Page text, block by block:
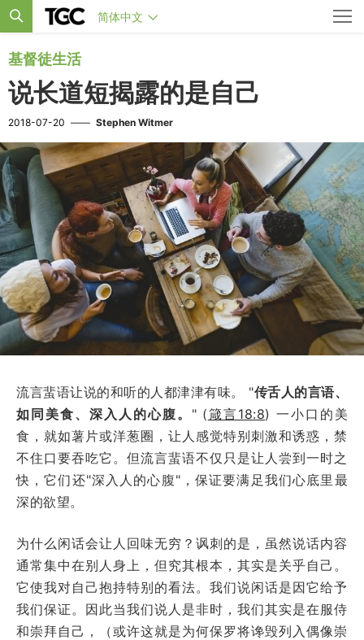
简体中文
基督徒生活
说长道短揭露的是自己
2018-07-20 —— Stephen Witmer
流言蜚语让说的和听的人都津津有味。 "传舌人的言语、
如同美食、深入人的心腹。 " (箴言18:8) 一小口的美
食，就如薯片或洋葱圈，让人感觉特别刺激和诱惑，禁
不住口要吞吃它。但流言蜚语不仅只是让人尝到一时之
快，它们还"深入人的心腹"，保证要满足我们心底里最
深的欲望。
为什么闲话会让人回味无穷？讽刺的是，虽然说话内容
通常集中在别人身上，但究其根本，其实是关乎自己。
它使我对自己抱持特别的看法。我们说闲话是因它给予
我们保证。因此当我们说人是非时，我们其实是在服侍
和崇拜自己，（或许这就是为何保罗将谗毁列入偶像崇